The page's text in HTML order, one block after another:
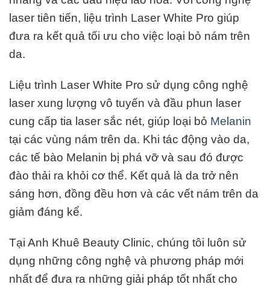
laser tiên tiến, liệu trình Laser White Pro giúp
đưa ra kết quả tối ưu cho việc loại bỏ nám trên
da.
Liệu trình Laser White Pro sử dụng công nghệ
laser xung lượng vô tuyến và đầu phun laser
cung cấp tia laser sắc nét, giúp loại bỏ Melanin
tại các vùng nám trên da. Khi tác động vào da,
các tế bào Melanin bị phá vỡ và sau đó được
đào thải ra khỏi cơ thể. Kết quả là da trở nên
sáng hơn, đồng đều hơn và các vết nám trên da
giảm đáng kể.
Tại Anh Khuê Beauty Clinic, chúng tôi luôn sử
dụng những công nghệ và phương pháp mới
nhất để đưa ra những giải pháp tốt nhất cho